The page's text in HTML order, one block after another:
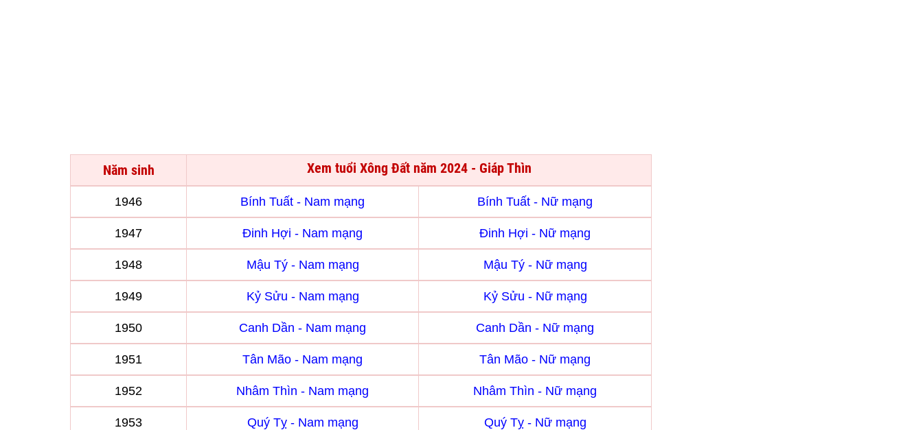
Năm sinh Xem tuổi Xông Đất năm 2024 - Giáp Thìn
1946 Bính Tuất - Nam mạng Bính Tuất - Nữ mạng
1947 Đinh Hợi - Nam mạng Đinh Hợi - Nữ mạng
1948 Mậu Tý - Nam mạng Mậu Tý - Nữ mạng
1949 Kỷ Sửu - Nam mạng Kỷ Sửu - Nữ mạng
1950 Canh Dần - Nam mạng Canh Dần - Nữ mạng
1951 Tân Mão - Nam mạng Tân Mão - Nữ mạng
1952 Nhâm Thìn - Nam mạng Nhâm Thìn - Nữ mạng
1953 Quý Tỵ - Nam mạng Quý Tỵ - Nữ mạng